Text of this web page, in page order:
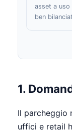
asset a uso
ben
1.
Il parcheggio
uffici e retail